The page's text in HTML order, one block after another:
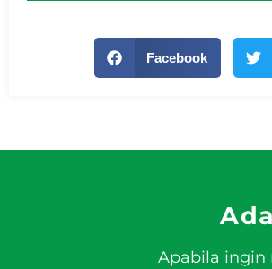
Facebook
Apabila ingin